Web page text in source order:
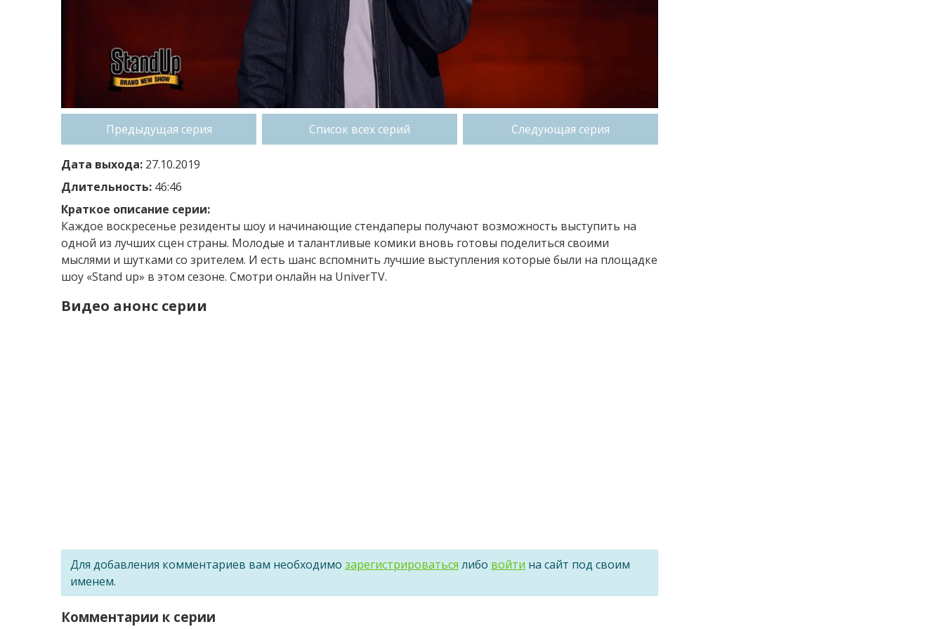
Предыдущая серия Список всех серий Следующая серия
Дата выхода: 27.10.2019
Длительность: 46:46
Краткое описание серии:
Каждое воскресенье резиденты шоу и начинающие стендаперы получают возможность выступить на
одной из лучших сцен страны. Молодые и талантливые комики вновь готовы поделиться своими
мыслями и шутками со зрителем. И есть шанс вспомнить лучшие выступления которые были на площадке
шоу «Stand up» в этом сезоне. Смотри онлайн на UniverTV.
Видео анонс серии
Для добавления комментариев вам необходимо зарегистрироваться либо войти на сайт под своим
именем.
Комментарии к серии